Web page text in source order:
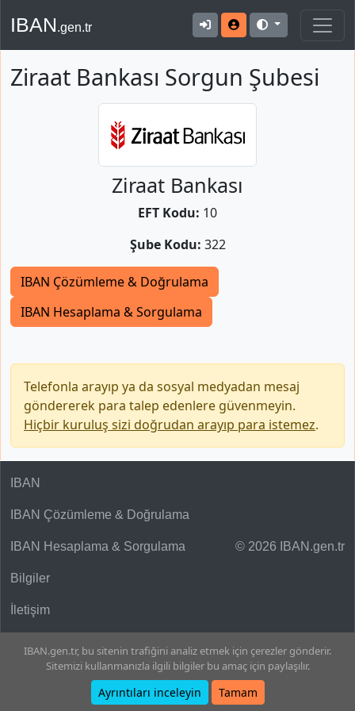
IBAN.gen.tr
Ziraat Bankası Sorgun Şubesi
Ziraat Bankası
EFT Kodu: 10
Şube Kodu: 322
IBAN Çözümleme & Doğrulama
IBAN Hesaplama & Sorgulama
Telefonla arayıp ya da sosyal medyadan mesaj
göndererek para talep edenlere güvenmeyin.
Hiçbir kuruluş sizi doğrudan arayıp para istemez.
© 2026 IBAN.gen.tr
IBAN
IBAN Çözümleme & Doğrulama
IBAN Hesaplama & Sorgulama
Bilgiler
İletişim
IBAN.gen.tr, bu sitenin trafiğini analiz etmek için çerezler gönderir.
Sitemizi kullanmanızla ilgili bilgiler bu amaç için paylaşılır.
Ayrıntıları inceleyin Tamam